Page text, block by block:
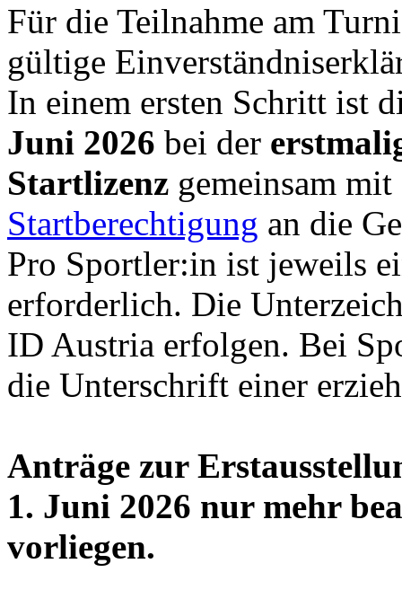
Für die Teilnahme am
gültige
In einem ersten Schritt ist
Juni 2026 bei der
Startlizenz gemeinsam
Startberechtigung an die
Pro Sportler:in ist jeweils
erforderlich. Die
ID Austria erfolgen. Bei
die Unterschrift einer
Anträge zur
1. Juni 2026 nur mehr
vorliegen.